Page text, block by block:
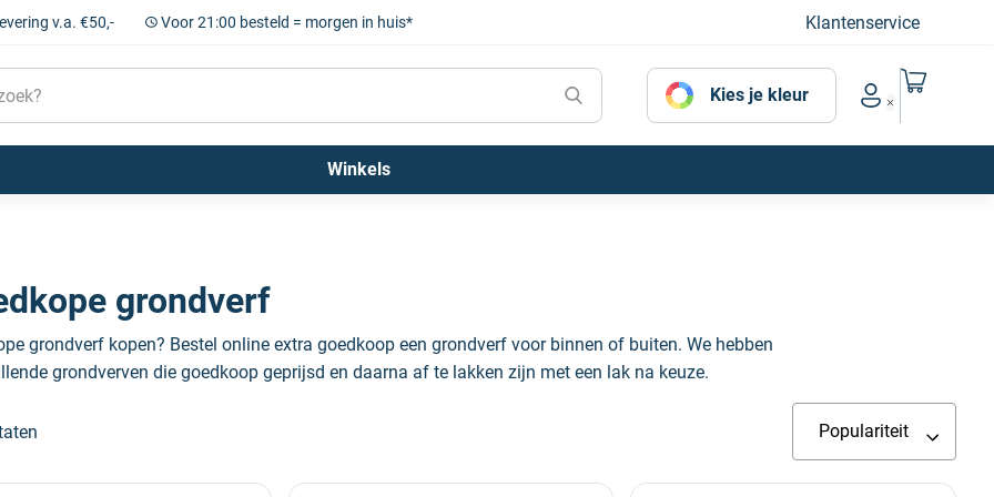
v.a. €50,- Voor 21:00 besteld = morgen in huis* Klantenservice
Kies je kleur
Account menu
Naar mijn
Winkels
grondverf
grondverf kopen? Bestel online extra goedkoop een grondverf voor binnen of buiten. We hebben
grondverven die goedkoop geprijsd en daarna af te lakken zijn met een lak na keuze.
Populariteit